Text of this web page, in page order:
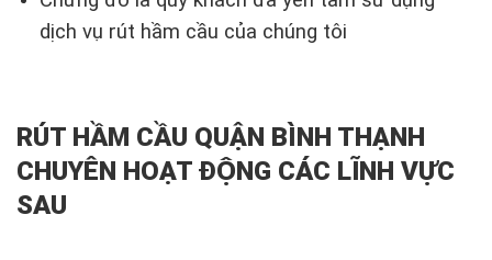
dịch vụ rút hầm cầu của chúng tôi
RÚT HẦM CẦU QUẬN BÌNH THẠNH
CHUYÊN HOẠT ĐỘNG CÁC LĨNH VỰC
SAU